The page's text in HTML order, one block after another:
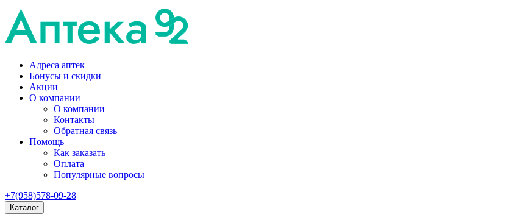
Адреса аптек
Бонусы и скидки
Акции
О компании
О компании
Контакты
Обратная связь
Помощь
Как заказать
Оплата
Популярные вопросы
+7(958)578-09-28
Каталог